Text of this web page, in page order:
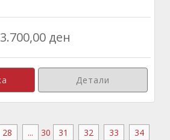
3.700,00 ден
Детали
28 ... 30 31 32 33 34